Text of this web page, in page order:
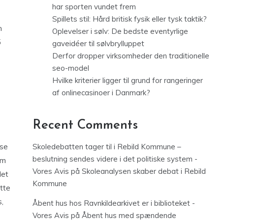
har sporten vundet frem
Spillets stil: Hård britisk fysik eller tysk taktik?
Oplevelser i sølv: De bedste eventyrlige
gaveidéer til sølvbrylluppet
Derfor dropper virksomheder den traditionelle
seo-model
Hvilke kriterier ligger til grund for rangeringer
af onlinecasinoer i Danmark?
Recent Comments
Skoledebatten tager til i Rebild Kommune –
beslutning sendes videre i det politiske system -
Vores Avis på Skoleanalysen skaber debat i Rebild
Kommune
Åbent hus hos Ravnkildearkivet er i biblioteket -
Vores Avis på Åbent hus med spændende